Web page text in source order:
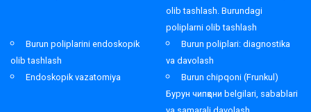
olib tashlash. Burundagi
poliplarni olib tashlash
Burun poliplarini endoskopik
olib tashlash
Burun poliplari: diagnostika
va davolash
Endoskopik vazatomiya
Burun chipqoni (Frunkul)
Бурун чипқони belgilari, sabablari